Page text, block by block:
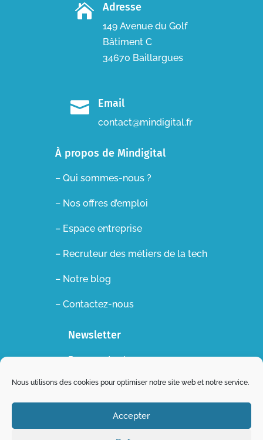
Nous utilisons des cookies pour optimiser notre site web et notre service.
Accepter
 Adresse
149 Avenue du Golf
Bâtiment C
34670 Baillargues
 Email
contact@mindigital.fr
À propos de Mindigital
– Qui sommes-nous ?
– Nos offres d’emploi
– Espace entreprise
– Recruteur des métiers de la tech
– Notre blog
– Contactez-nous
Newsletter
Recevez toutes nos
S'abonner